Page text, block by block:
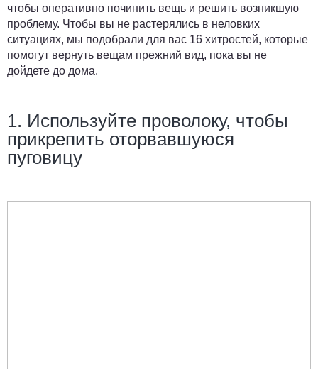
чтобы оперативно починить вещь и решить возникшую
проблему. Чтобы вы не растерялись в неловких
ситуациях, мы подобрали для вас 16 хитростей, которые
помогут вернуть вещам прежний вид, пока вы не
дойдете до дома.
1. Используйте проволоку, чтобы
прикрепить оторвавшуюся
пуговицу